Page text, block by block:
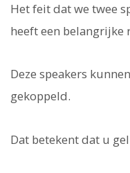
Het feit dat we twee
heeft een belangrijke
Deze speakers
gekoppeld.
Dat betekent dat u